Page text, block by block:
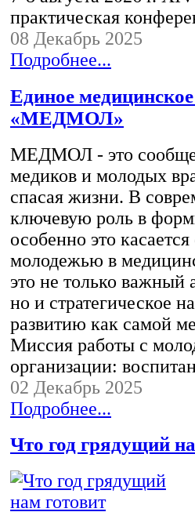
практическая
08 Декабрь 2025
Подробнее...
Единое
«МЕДМОЛ»
МЕДМОЛ - это
медиков и молодых
спасая жизни. В
ключевую роль в
особенно это
молодежью в
это не только важный
но и стратегическое
развитию как самой
Миссия работы с
организации:
02 Декабрь 2025
Подробнее...
Что год грядущий